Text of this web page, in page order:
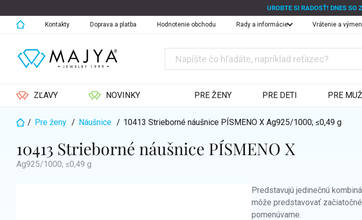
na
obsah
UROBTE SI RADOSŤ! DNES SO
Kontakty Doprava a platba Hodnotenie obchodu Rady a informácie Vrátenie a
ZĽAVY NOVINKY PRE ŽENY PRE DETI PRE
Domov
/ Pre ženy / Náušnice / 10413 Strieborné náušnice PÍSMENO XAg925/1000; ≤0,49 g
10413 Strieborné náušnice PÍSMENO X
Ag925/1000; ≤0,49 g
Predstavujú jedinečnú
môže predstavovať
pomenúvame.